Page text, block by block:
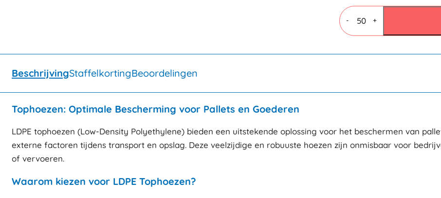
-
Tophoezen
transparant
800x1200+300mm
100my
+
BeschrijvingStaffelkortingBeoordelingen
Tophoezen: Optimale Bescherming voor Pallets en Goederen
LDPE tophoezen (Low-Density Polyethylene) bieden een uitstekende oplossing voor het beschermen van
externe factoren tijdens transport en opslag. Deze veelzijdige en robuuste hoezen zijn onmisbaar voor
of vervoeren.
Waarom kiezen voor LDPE Tophoezen?